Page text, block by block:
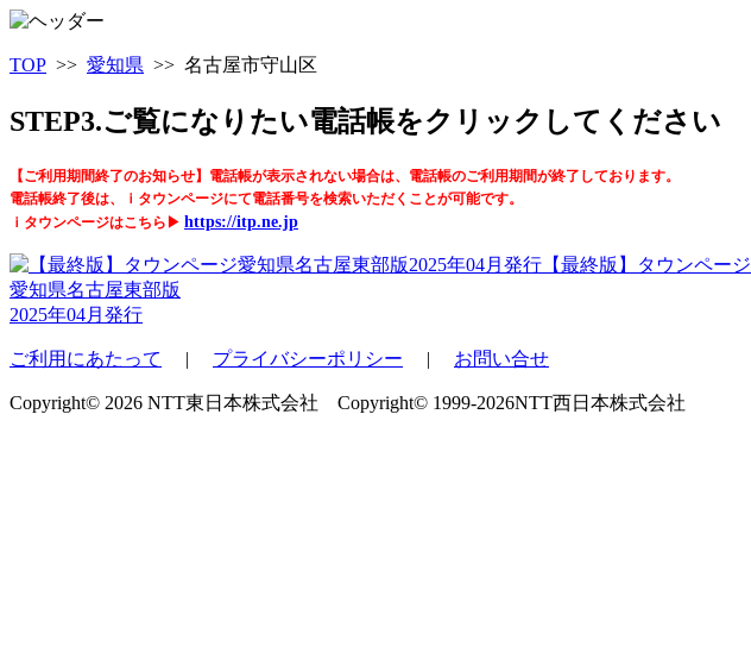
TOP >> 愛知県 >> 名古屋市守山区
STEP3.ご覧になりたい電話帳をクリックしてください
【ご利用期間終了のお知らせ】電話帳が表示されない場合は、電話帳のご利用期間が終了しております。
電話帳終了後は、ｉタウンページにて電話番号を検索いただくことが可能です。
ｉタウンページはこちら▶ https://itp.ne.jp
【最終版】タウンページ
愛知県名古屋東部版
2025年04月発行
ご利用にあたって | プライバシーポリシー | お問い合せ
Copyright© 2026 NTT東日本株式会社 Copyright© 1999-2026NTT西日本株式会社